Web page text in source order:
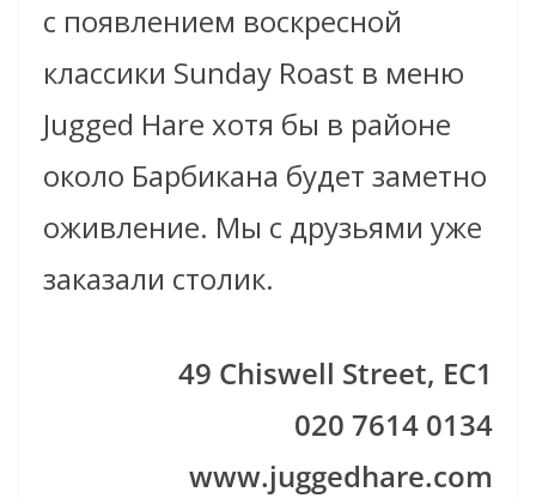
с появлением воскресной
классики Sunday Roast в меню
Jugged Hare хотя бы в районе
около Барбикана будет заметно
оживление. Мы с друзьями уже
заказали столик.
49 Chiswell Street, EC1
020 7614 0134
www.juggedhare.com